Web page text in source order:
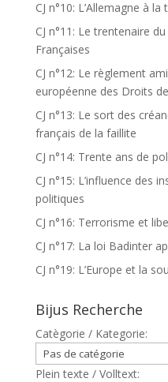
CJ n°10: L’Allemagne à
CJ n°11: Le trentenaire
Françaises
CJ n°12: Le règlement
européenne des Droits
CJ n°13: Le sort des
français de la faillite
CJ n°14: Trente ans de
CJ n°15: L’influence des
politiques
CJ n°16: Terrorisme et
CJ n°17: La loi Badinter
CJ n°19: L’Europe et la
Bijus Recherche
Catègorie / Kategorie:
Plein texte / Volltext: